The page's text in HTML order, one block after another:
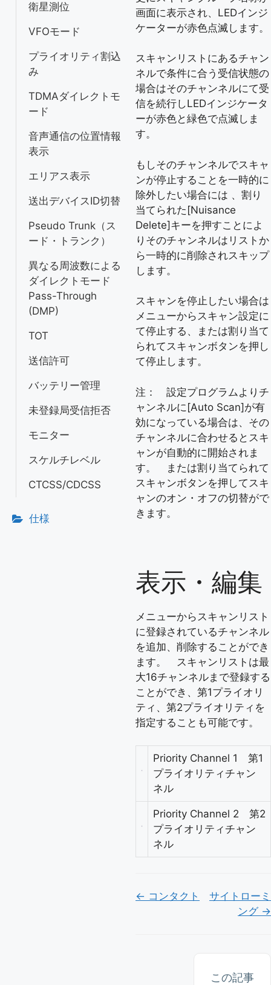
衛星測位
VFOモード
プライオリティ割込
み
TDMAダイレクトモ
ード
音声通信の位置情報
表示
エリアス表示
送出デバイスID切替
Pseudo Trunk（ス
ード・トランク）
異なる周波数による
ダイレクトモード
Pass-Through
(DMP)
TOT
送信許可
バッテリー管理
未登録局受信拒否
モニター
スケルチレベル
CTCSS/CDCSS
仕様
画面に表示され、LEDインジ
ケーターが赤色点滅します。
スキャンリストにあるチャン
ネルで条件に合う受信状態の
場合はそのチャンネルにて受
信を続行しLEDインジケータ
ーが赤色と緑色で点滅しま
す。
もしそのチャンネルでスキャ
ンが停止することを一時的に
除外したい場合には 、割り
当てられた[Nuisance
Delete]キーを押すことによ
りそのチャンネルはリストか
ら一時的に削除されスキップ
します。
スキャンを停止したい場合は
メニューからスキャン設定に
て停止する、または割り当て
られてスキャンボタンを押し
て停止します。
注： 設定プログラムよりチ
ャンネルに[Auto Scan]が有
効になっている場合は、その
チャンネルに合わせるとスキ
ャンが自動的に開始されま
す。 または割り当てられて
スキャンボタンを押してスキ
ャンのオン・オフの切替がで
きます。
表示・編集
メニューからスキャンリスト
に登録されているチャンネル
を追加、削除することができ
ます。 スキャンリストは最
大16チャンネルまで登録する
ことができ、第1プライオリ
ティ、第2プライオリティを
指定することも可能です。
Priority Channel 1 第1
プライオリティチャン
ネル
Priority Channel 2 第2
プライオリティチャン
ネル
Doc
← コンタクト
サイトローミ
ング →
この記事